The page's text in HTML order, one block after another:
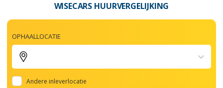
WISECARS HUURVERGELIJKING
OPHAALLOCATIE
Andere inleverlocatie